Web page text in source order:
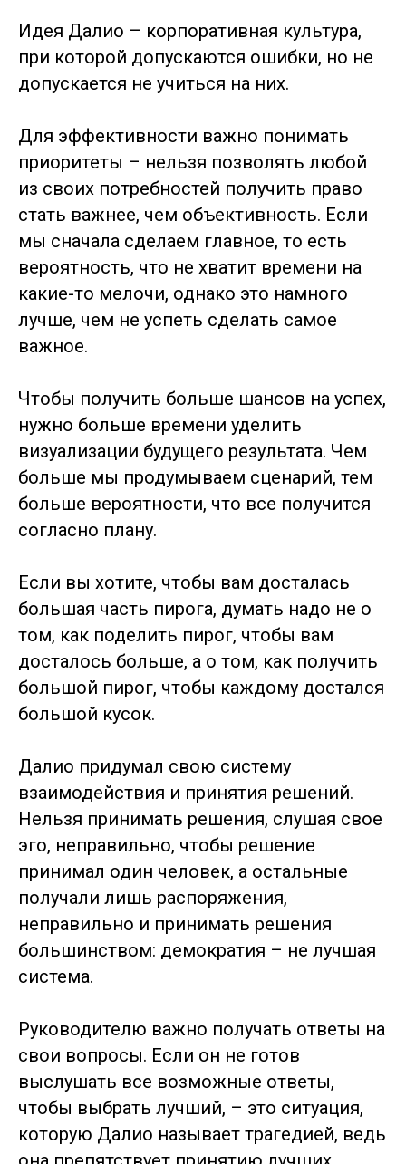
Идея Далио – корпоративная культура,
при которой допускаются ошибки, но не
допускается не учиться на них.
Для эффективности важно понимать
приоритеты – нельзя позволять любой
из своих потребностей получить право
стать важнее, чем объективность. Если
мы сначала сделаем главное, то есть
вероятность, что не хватит времени на
какие-то мелочи, однако это намного
лучше, чем не успеть сделать самое
важное.
Чтобы получить больше шансов на успех,
нужно больше времени уделить
визуализации будущего результата. Чем
больше мы продумываем сценарий, тем
больше вероятности, что все получится
согласно плану.
Если вы хотите, чтобы вам досталась
большая часть пирога, думать надо не о
том, как поделить пирог, чтобы вам
досталось больше, а о том, как получить
большой пирог, чтобы каждому достался
большой кусок.
Далио придумал свою систему
взаимодействия и принятия решений.
Нельзя принимать решения, слушая свое
эго, неправильно, чтобы решение
принимал один человек, а остальные
получали лишь распоряжения,
неправильно и принимать решения
большинством: демократия – не лучшая
система.
Руководителю важно получать ответы на
свои вопросы. Если он не готов
выслушать все возможные ответы,
чтобы выбрать лучший, – это ситуация,
которую Далио называет трагедией, ведь